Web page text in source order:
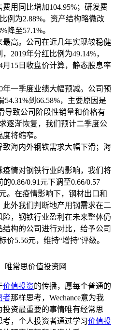
用同比增加104.95%；研发费
例为2.88%。资产结构略微改
降至57.1%。
。公司在近几年实现较稳健
2019年分红比例为49.14%，
15日收盘价计算，静态股息率
季度业绩大幅预减。公司预
到66.58%，主要原因是
导致公司阶段性销量和价格有
逐渐恢复，我们预计二季度公
将缩窄。
内外钢铁需求大幅下滑；海
对钢铁行业的影响，我们将
0.86/0.91元下调至0.66/0.57
。在疫情影响下，钢材出口和
外我们判断地产用钢需求在二
，钢铁行业盈利在未来整体仍
构的公司进行对比，给予公司
价5.56元，维持“增持”评级。
唯常思价值投资网
价值投资的传播，愿每个普通的
者那样思考，Wechance意为我
资最重要的事情唯有经常思
，个人投资者通过学习价值投